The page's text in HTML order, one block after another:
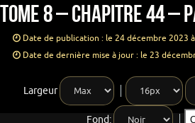
Tome 8 – Chapitre 44 –
Date de publication : le 24 décembre 2023
Date de dernière mise à jour : le 23
Largeur
Fond: